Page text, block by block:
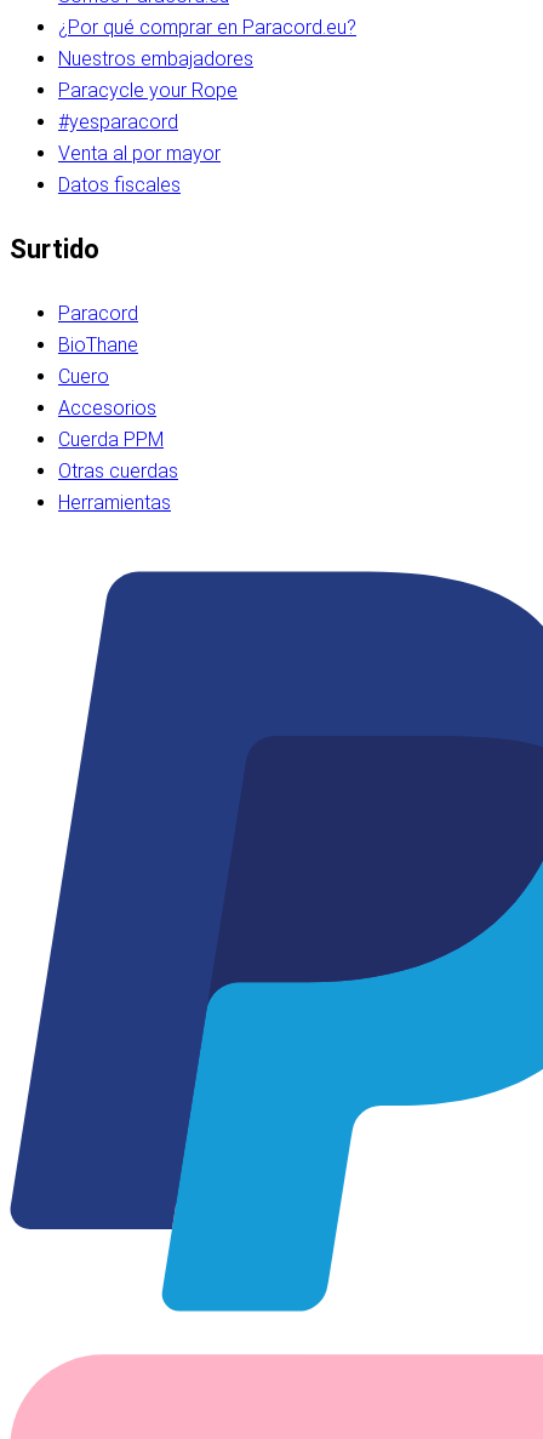
¿Por qué comprar en Paracord.eu?
Nuestros embajadores
Paracycle your Rope
#yesparacord
Venta al por mayor
Datos fiscales
Surtido
Paracord
BioThane
Cuero
Accesorios
Cuerda PPM
Otras cuerdas
Herramientas